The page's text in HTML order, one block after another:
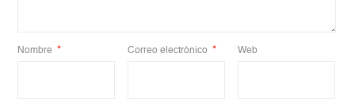
Nombre * Correo electrónico * Web